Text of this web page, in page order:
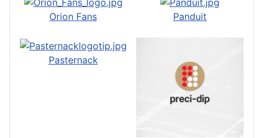
Orion Fans Panduit
Pasternack